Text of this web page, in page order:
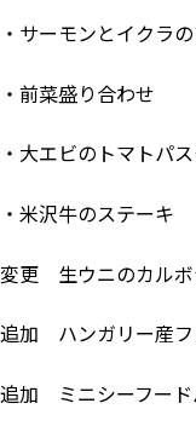
・サーモンとイクラ
・前菜盛り合わせ
・大エビのトマトパ
・米沢牛のステーキ
変更 生ウニのカル
追加 ハンガリー産フ
追加 ミニシーフー